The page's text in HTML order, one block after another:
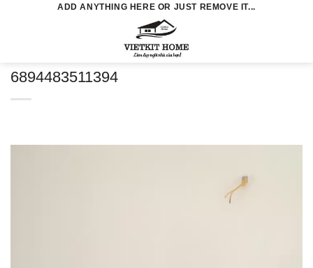
ADD ANYTHING HERE OR JUST REMOVE IT...
6894483511394